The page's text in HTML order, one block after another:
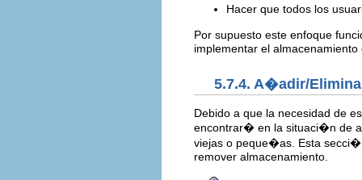
Hacer que todos los
Por supuesto este enfoque
implementar el
5.7.4. A�adir/
Debido a que la necesidad de
encontrar� en la situaci�n de
viejas o peque�as. Esta
remover almacenamiento.